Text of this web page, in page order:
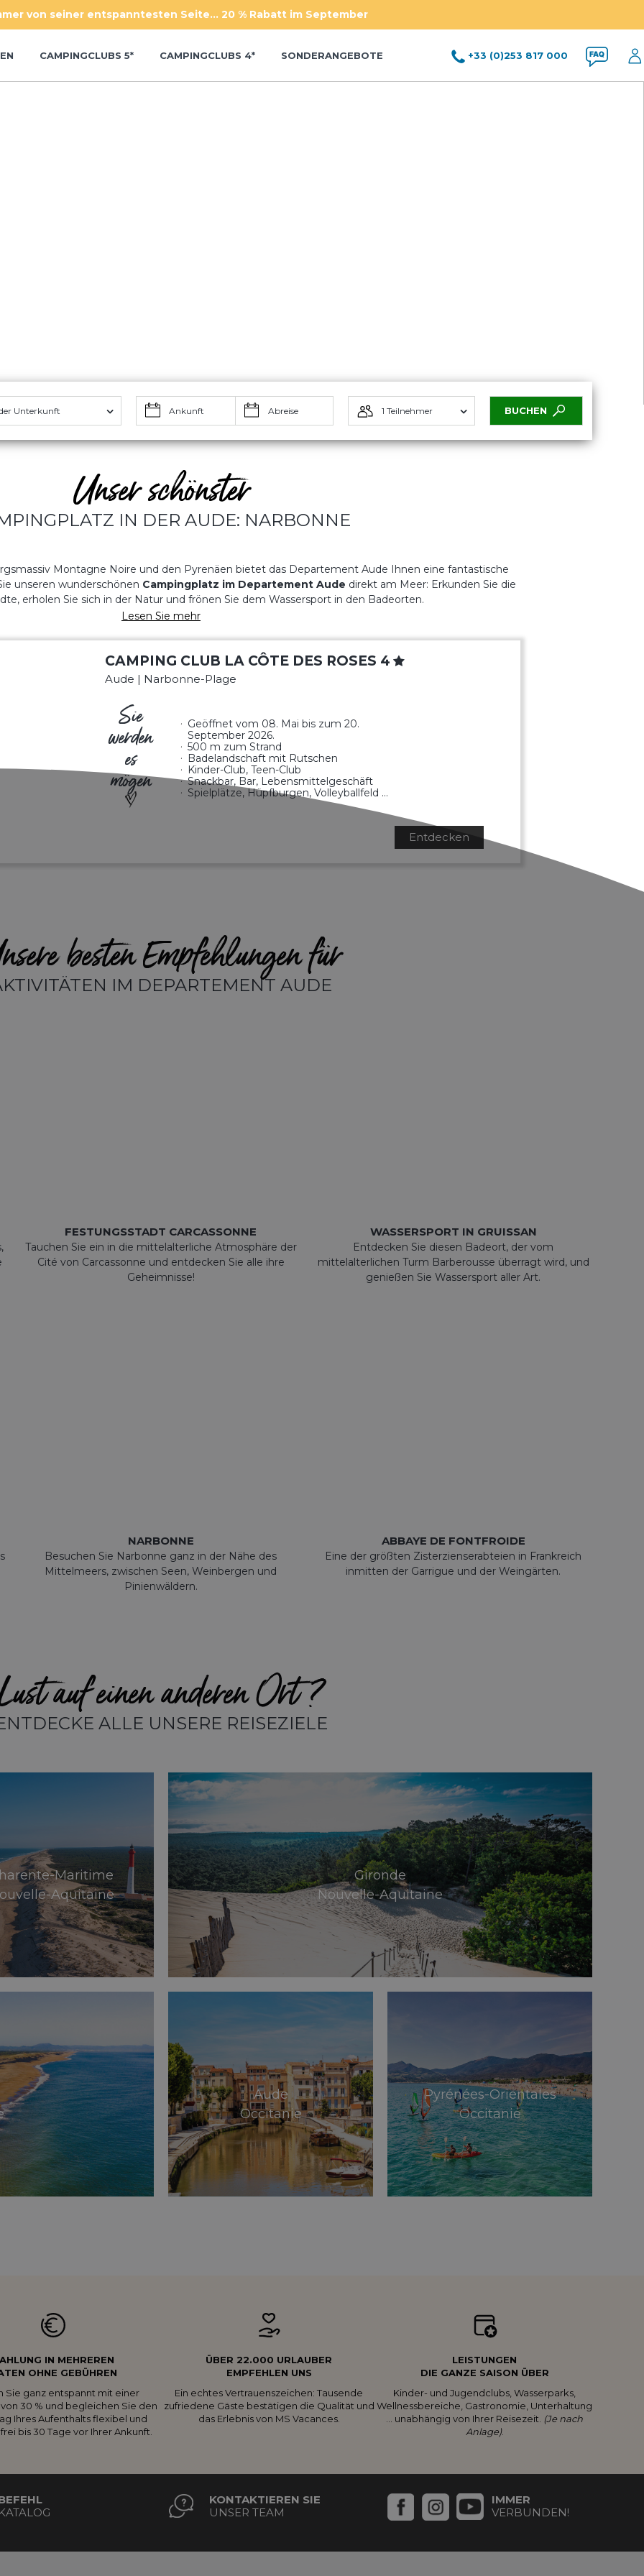
von seiner entspanntesten Seite... 20 % Rabatt im September
CAMPINGCLUBS 5* CAMPINGCLUBS 4* SONDERANGEBOTE +33 (0)253 817 000
Unterkunft 1 Teilnehmer BUCHEN
Unser schönster
IN DER AUDE: NARBONNE
Montagne Noire und den Pyrenäen bietet das Departement Aude Ihnen eine fantastische
unseren wunderschönen Campingplatz im Departement Aude direkt am Meer: Erkunden Sie die
erholen Sie sich in der Natur und frönen Sie dem Wassersport in den Badeorten.
Lesen Sie mehr
CAMPING CLUB LA CÔTE DES ROSES 4
Aude | Narbonne-Plage
Sie
werden
es
mögen
Geöffnet vom 08. Mai bis zum 20.
September 2026.
500 m zum Strand
Badelandschaft mit Rutschen
Kinder-Club, Teen-Club
Snackbar, Bar, Lebensmittelgeschäft
Spielplätze, Hüpfburgen, Volleyballfeld …
Entdecken
besten Empfehlungen für
IM DEPARTEMENT AUDE
FESTUNGSSTADT CARCASSONNE
Tauchen Sie ein in die mittelalterliche Atmosphäre der
Cité von Carcassonne und entdecken Sie alle ihre
Geheimnisse!
WASSERSPORT IN GRUISSAN
Entdecken Sie diesen Badeort, der vom
mittelalterlichen Turm Barberousse überragt wird, und
genießen Sie Wassersport aller Art.
NARBONNE
Besuchen Sie Narbonne ganz in der Nähe des
Mittelmeers, zwischen Seen, Weinbergen und
Pinienwäldern.
ABBAYE DE FONTFROIDE
Eine der größten Zisterzienserabteien in Frankreich
inmitten der Garrigue und der Weingärten.
auf einen anderen Ort ?
ALLE UNSERE REISEZIELE
Maritime
Aquitaine
Gironde
Nouvelle-Aquitaine
Aude
Occitanie
Pyrénées-Orientales
Occitanie
IN MEHREREN
OHNE GEBÜHREN
Sie ganz entspannt mit einer
30 % und begleichen Sie den
Ihres Aufenthalts flexibel und
bis 30 Tage vor Ihrer Ankunft.
ÜBER 22.000 URLAUBER
EMPFEHLEN UNS
Ein echtes Vertrauenszeichen: Tausende
zufriedene Gäste bestätigen die Qualität und
das Erlebnis von MS Vacances.
LEISTUNGEN
DIE GANZE SAISON ÜBER
Kinder- und Jugendclubs, Wasserparks,
Wellnessbereiche, Gastronomie, Unterhaltung
… unabhängig von Ihrer Reisezeit. (Je nach
Anlage).
KONTAKTIEREN SIE
UNSER TEAM
IMMER
VERBUNDEN!